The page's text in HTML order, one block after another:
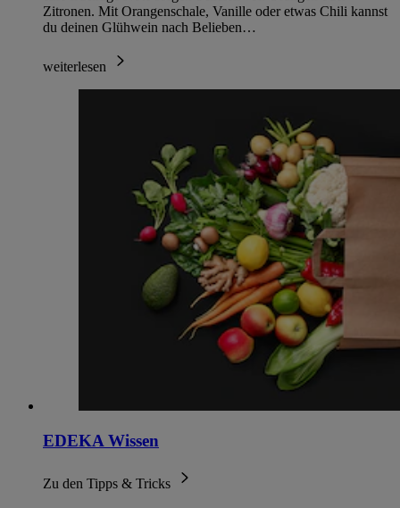
Zitronen. Mit Orangenschale, Vanille oder etwas Chili kannst
du deinen Glühwein nach Belieben…
weiterlesen
EDEKA Wissen
Zu den Tipps & Tricks